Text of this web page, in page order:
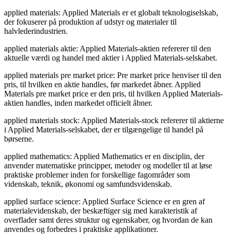
applied materials: Applied Materials er et globalt teknologiselskab,
der fokuserer på produktion af udstyr og materialer til
halvlederindustrien.
applied materials aktie: Applied Materials-aktien refererer til den
aktuelle værdi og handel med aktier i Applied Materials-selskabet.
applied materials pre market price: Pre market price henviser til den
pris, til hvilken en aktie handles, før markedet åbner. Applied
Materials pre market price er den pris, til hvilken Applied Materials-
aktien handles, inden markedet officielt åbner.
applied materials stock: Applied Materials-stock refererer til aktierne
i Applied Materials-selskabet, der er tilgængelige til handel på
børserne.
applied mathematics: Applied Mathematics er en disciplin, der
anvender matematiske principper, metoder og modeller til at løse
praktiske problemer inden for forskellige fagområder som
videnskab, teknik, økonomi og samfundsvidenskab.
applied surface science: Applied Surface Science er en gren af
materialevidenskab, der beskæftiger sig med karakteristik af
overflader samt deres struktur og egenskaber, og hvordan de kan
anvendes og forbedres i praktiske applikationer.